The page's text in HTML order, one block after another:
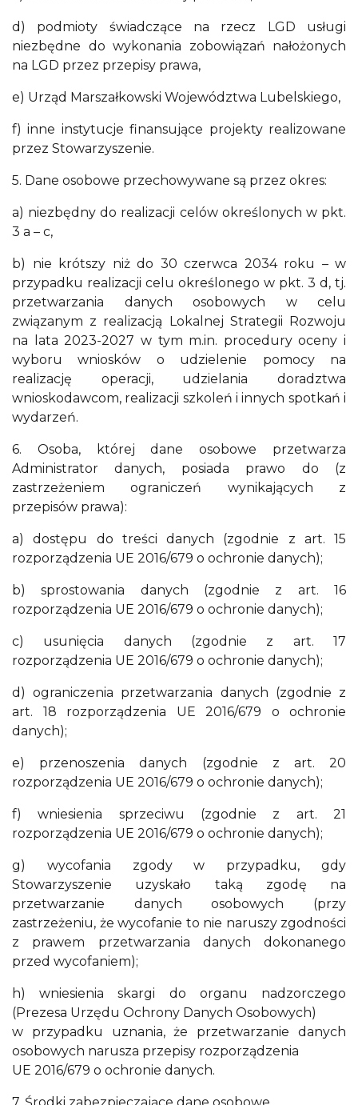
d) podmioty świadczące na rzecz LGD usługi
niezbędne do wykonania zobowiązań nałożonych
na LGD przez przepisy prawa,
e) Urząd Marszałkowski Województwa Lubelskiego,
f) inne instytucje finansujące projekty realizowane
przez Stowarzyszenie.
5. Dane osobowe przechowywane są przez okres:
a) niezbędny do realizacji celów określonych w pkt.
3 a – c,
b) nie krótszy niż do 30 czerwca 2034 roku – w
przypadku realizacji celu określonego w pkt. 3 d, tj.
przetwarzania danych osobowych w celu
związanym z realizacją Lokalnej Strategii Rozwoju
na lata 2023-2027 w tym m.in. procedury oceny i
wyboru wniosków o udzielenie pomocy na
realizację operacji, udzielania doradztwa
wnioskodawcom, realizacji szkoleń i innych spotkań i
wydarzeń.
6. Osoba, której dane osobowe przetwarza
Administrator danych, posiada prawo do (z
zastrzeżeniem ograniczeń wynikających z
przepisów prawa):
a) dostępu do treści danych (zgodnie z art. 15
rozporządzenia UE 2016/679 o ochronie danych);
b) sprostowania danych (zgodnie z art. 16
rozporządzenia UE 2016/679 o ochronie danych);
c) usunięcia danych (zgodnie z art. 17
rozporządzenia UE 2016/679 o ochronie danych);
d) ograniczenia przetwarzania danych (zgodnie z
art. 18 rozporządzenia UE 2016/679 o ochronie
danych);
e) przenoszenia danych (zgodnie z art. 20
rozporządzenia UE 2016/679 o ochronie danych);
f) wniesienia sprzeciwu (zgodnie z art. 21
rozporządzenia UE 2016/679 o ochronie danych);
g) wycofania zgody w przypadku, gdy
Stowarzyszenie uzyskało taką zgodę na
przetwarzanie danych osobowych (przy
zastrzeżeniu, że wycofanie to nie naruszy zgodności
z prawem przetwarzania danych dokonanego
przed wycofaniem);
h) wniesienia skargi do organu nadzorczego
(Prezesa Urzędu Ochrony Danych Osobowych)
w przypadku uznania, że przetwarzanie danych
osobowych narusza przepisy rozporządzenia
UE 2016/679 o ochronie danych.